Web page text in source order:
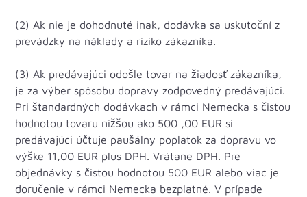
(2) Ak nie je dohodnuté inak, dodávka sa uskutoční z
prevádzky na náklady a riziko zákazníka.
(3) Ak predávajúci odošle tovar na žiadosť zákazníka,
je za výber spôsobu dopravy zodpovedný predávajúci.
Pri štandardných dodávkach v rámci Nemecka s čistou
hodnotou tovaru nižšou ako 500 ,00 EUR si
predávajúci účtuje paušálny poplatok za dopravu vo
výške 11,00 EUR plus DPH. Vrátane DPH. Pre
objednávky s čistou hodnotou 500 EUR alebo viac je
doručenie v rámci Nemecka bezplatné. V prípade